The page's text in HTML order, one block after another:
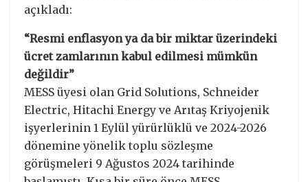
açıkladı:
“Resmi enflasyon ya da bir miktar üzerindeki
ücret zamlarının kabul edilmesi mümkün
değildir”
MESS üyesi olan Grid Solutions, Schneider
Electric, Hitachi Energy ve Arıtaş Kriyojenik
işyerlerinin 1 Eylül yürürlüklü ve 2024-2026
dönemine yönelik toplu sözleşme
görüşmeleri 9 Ağustos 2024 tarihinde